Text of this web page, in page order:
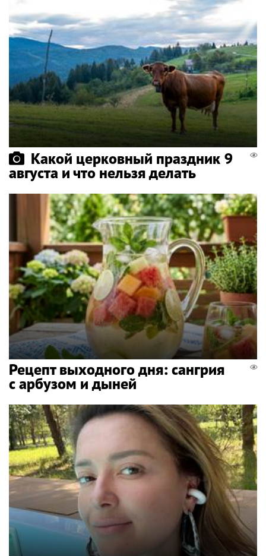
Какой церковный праздник 9
августа и что нельзя делать
Рецепт выходного дня: сангрия
с арбузом и дыней